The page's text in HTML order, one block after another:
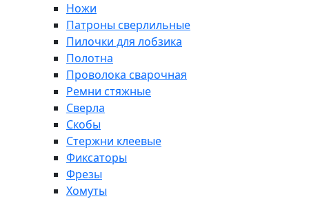
Ножи
Патроны сверлильные
Пилочки для лобзика
Полотна
Проволока сварочная
Ремни стяжные
Сверла
Скобы
Стержни клеевые
Фиксаторы
Фрезы
Хомуты